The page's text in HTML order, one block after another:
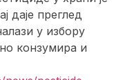
даје преглед
у избору
конзумира и